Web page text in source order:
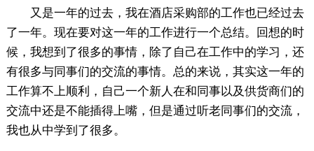
又是一年的过去，我在酒店采购部的工作也已经过去
了一年。现在要对这一年的工作进行一个总结。回想的时
候，我想到了很多的事情，除了自己在工作中的学习，还
有很多与同事们的交流的事情。总的来说，其实这一年的
工作算不上顺利，自己一个新人在和同事以及供货商们的
交流中还是不能插得上嘴，但是通过听老同事们的交流，
我也从中学到了很多。